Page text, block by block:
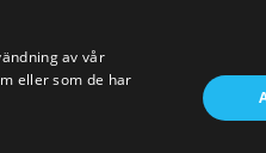
av vår
eller som de har